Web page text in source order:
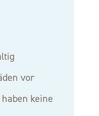
vor
keine